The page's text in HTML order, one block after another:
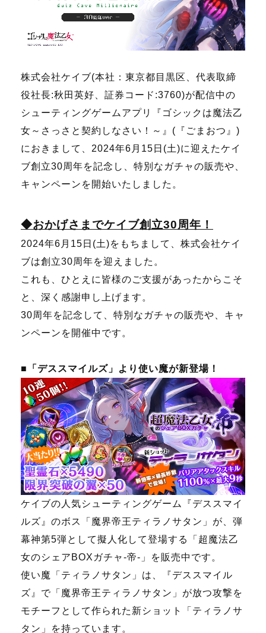
株式会社ケイブ(本社：東京都目黒区、代表取締
役社長:秋田英好、証券コード:3760)が配信中の
シューティングゲームアプリ『ゴシックは魔法乙
女～さっさと契約しなさい！～』(『ごまおつ』)
におきまして、2024年6月15日(土)に迎えたケイ
ブ創立30周年を記念し、特別なガチャの販売や、
キャンペーンを開始いたしました。
◆おかげさまでケイブ創立30周年！
2024年6月15日(土)をもちまして、株式会社ケイ
ブは創立30周年を迎えました。
これも、ひとえに皆様のご支援があったからこそ
と、深く感謝申し上げます。
30周年を記念して、特別なガチャの販売や、キャ
ンペーンを開催中です。
■「デススマイルズ」より使い魔が新登場！
ケイブの人気シューティングゲーム『デススマイ
ルズ』のボス「魔界帝王ティラノサタン」が、弾
幕神第5弾として擬人化して登場する「超魔法乙
女のシェアBOXガチャ-帝-」を販売中です。
使い魔「ティラノサタン」は、『デススマイル
ズ』で「魔界帝王ティラノサタン」が放つ攻撃を
モチーフとして作られた新ショット「ティラノサ
タン」を持っています。